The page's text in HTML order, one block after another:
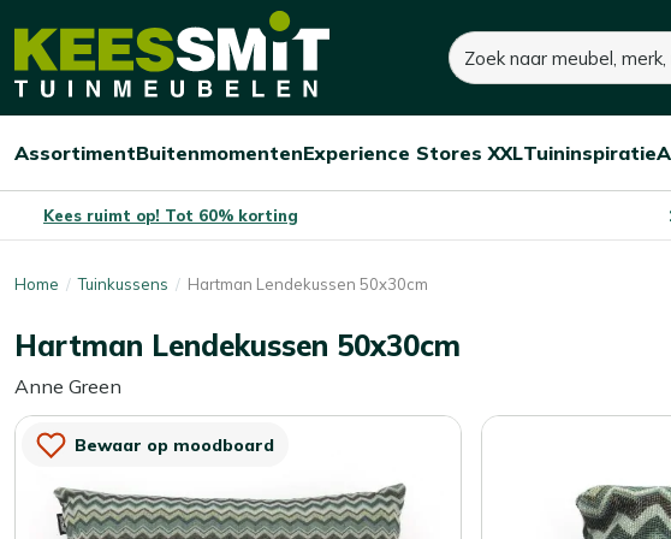
Kees
Tuinmeubelen
Zoeken
Open/sluit
Assortiment
Open/sluit
Buitenmomenten
Open/sluit
Experience Stores XXL
Open/
Tuininspiratie
Kees ruimt op! Tot 60% korting
Home Tuinkussens Hartman Lendekussen 50x30cm
Hartman Lendekussen 50x30cm
Anne Green
Bewaar op moodboard
26,- Dit product is niet op voorraad